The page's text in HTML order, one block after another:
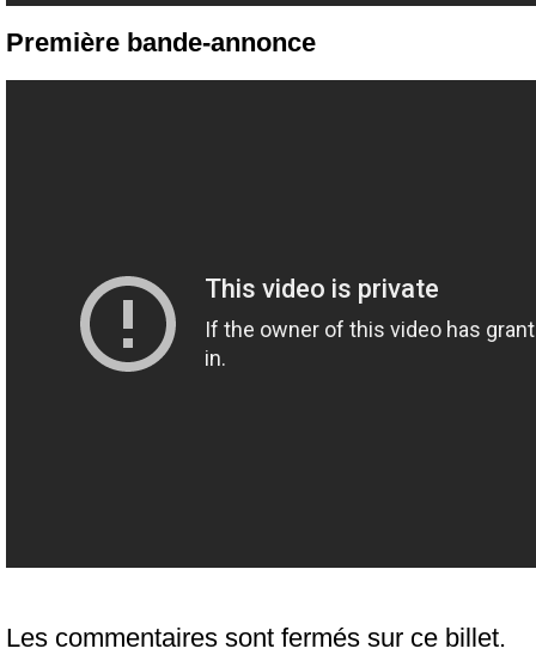
Première bande-annonce
Les commentaires sont fermés sur ce billet.